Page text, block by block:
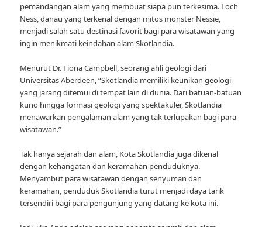
pemandangan alam yang membuat siapa pun terkesima. Loch
Ness, danau yang terkenal dengan mitos monster Nessie,
menjadi salah satu destinasi favorit bagi para wisatawan yang
ingin menikmati keindahan alam Skotlandia.
Menurut Dr. Fiona Campbell, seorang ahli geologi dari
Universitas Aberdeen, “Skotlandia memiliki keunikan geologi
yang jarang ditemui di tempat lain di dunia. Dari batuan-batuan
kuno hingga formasi geologi yang spektakuler, Skotlandia
menawarkan pengalaman alam yang tak terlupakan bagi para
wisatawan.”
Tak hanya sejarah dan alam, Kota Skotlandia juga dikenal
dengan kehangatan dan keramahan penduduknya.
Menyambut para wisatawan dengan senyuman dan
keramahan, penduduk Skotlandia turut menjadi daya tarik
tersendiri bagi para pengunjung yang datang ke kota ini.